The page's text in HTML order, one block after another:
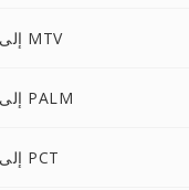
MRW إلى MTV
MRW إلى PALM
MRW إلى PCT